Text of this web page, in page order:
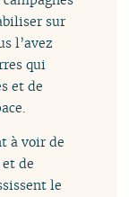
sur
l’avez
qui
et de
à voir de
de
le